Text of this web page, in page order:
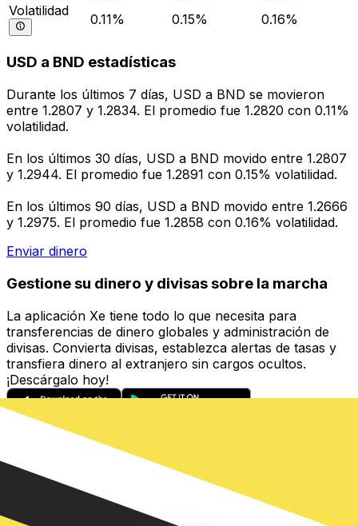
Volatilidad
0.11% 0.15% 0.16%
USD a BND estadísticas
Durante los últimos 7 días, USD a BND se movieron
entre 1.2807 y 1.2834. El promedio fue 1.2820 con 0.11%
volatilidad.
En los últimos 30 días, USD a BND movido entre 1.2807
y 1.2944. El promedio fue 1.2891 con 0.15% volatilidad.
En los últimos 90 días, USD a BND movido entre 1.2666
y 1.2975. El promedio fue 1.2858 con 0.16% volatilidad.
Enviar dinero
Gestione su dinero y divisas sobre la marcha
La aplicación Xe tiene todo lo que necesita para
transferencias de dinero globales y administración de
divisas. Convierta divisas, establezca alertas de tasas y
transfiera dinero al extranjero sin cargos ocultos.
¡Descárgalo hoy!